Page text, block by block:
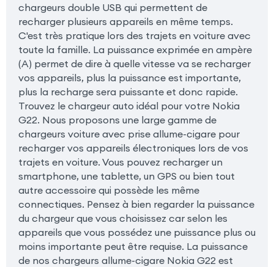
chargeurs double USB qui permettent de
recharger plusieurs appareils en même temps.
C'est très pratique lors des trajets en voiture avec
toute la famille. La puissance exprimée en ampère
(A) permet de dire à quelle vitesse va se recharger
vos appareils, plus la puissance est importante,
plus la recharge sera puissante et donc rapide.
Trouvez le chargeur auto idéal pour votre Nokia
G22. Nous proposons une large gamme de
chargeurs voiture avec prise allume-cigare pour
recharger vos appareils électroniques lors de vos
trajets en voiture. Vous pouvez recharger un
smartphone, une tablette, un GPS ou bien tout
autre accessoire qui possède les même
connectiques. Pensez à bien regarder la puissance
du chargeur que vous choisissez car selon les
appareils que vous possédez une puissance plus ou
moins importante peut être requise. La puissance
de nos chargeurs allume-cigare Nokia G22 est